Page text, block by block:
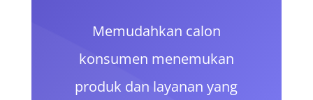
Memudahkan calon
konsumen menemukan
produk dan layanan yang